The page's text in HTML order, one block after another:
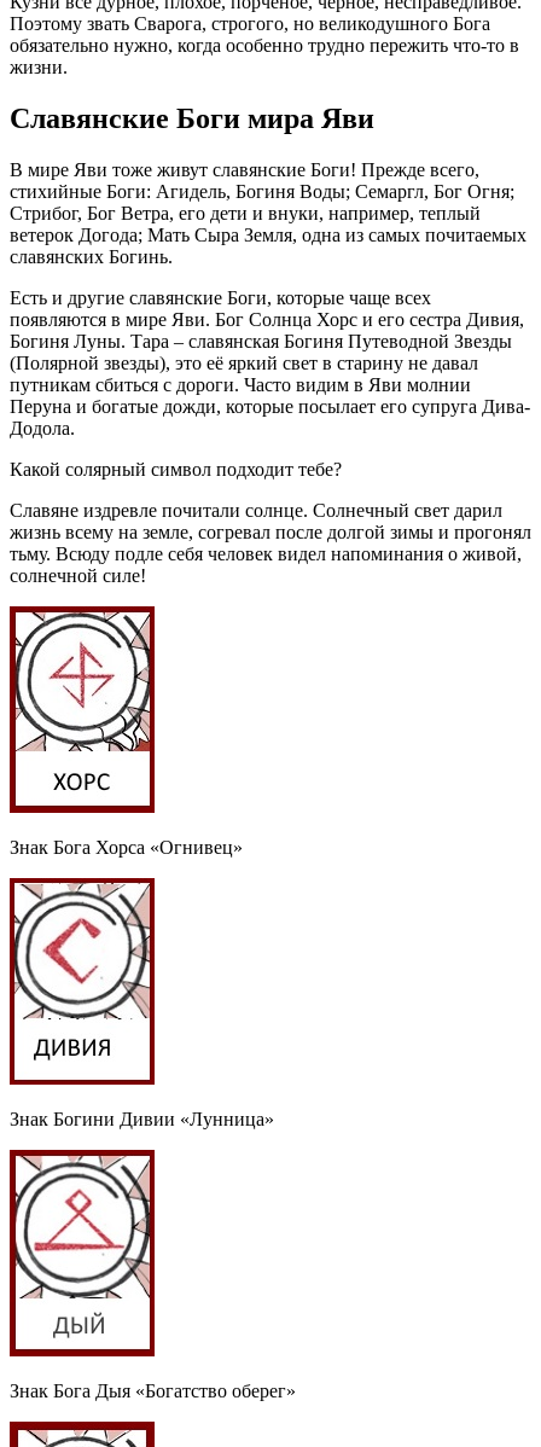
Поэтому звать Сварога, строгого, но великодушного Бога
обязательно нужно, когда особенно трудно пережить что-то в
жизни.
Славянские Боги мира Яви
В мире Яви тоже живут славянские Боги! Прежде всего,
стихийные Боги: Агидель, Богиня Воды; Семаргл, Бог Огня;
Стрибог, Бог Ветра, его дети и внуки, например, теплый
ветерок Догода; Мать Сыра Земля, одна из самых почитаемых
славянских Богинь.
Есть и другие славянские Боги, которые чаще всех
появляются в мире Яви. Бог Солнца Хорс и его сестра Дивия,
Богиня Луны. Тара – славянская Богиня Путеводной Звезды
(Полярной звезды), это её яркий свет в старину не давал
путникам сбиться с дороги. Часто видим в Яви молнии
Перуна и богатые дожди, которые посылает его супруга Дива-
Додола.
Какой солярный символ подходит тебе?
Славяне издревле почитали солнце. Солнечный свет дарил
жизнь всему на земле, согревал после долгой зимы и прогонял
тьму. Всюду подле себя человек видел напоминания о живой,
солнечной силе!
Знак Бога Хорса «Огнивец»
Знак Богини Дивии «Лунница»
Знак Бога Дыя «Богатство оберег»